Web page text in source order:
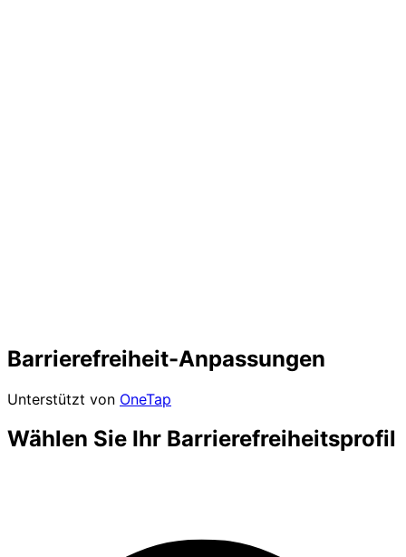
Barrierefreiheit-Anpassungen
Unterstützt von OneTap
Wählen Sie Ihr Barrierefreiheitsprofil